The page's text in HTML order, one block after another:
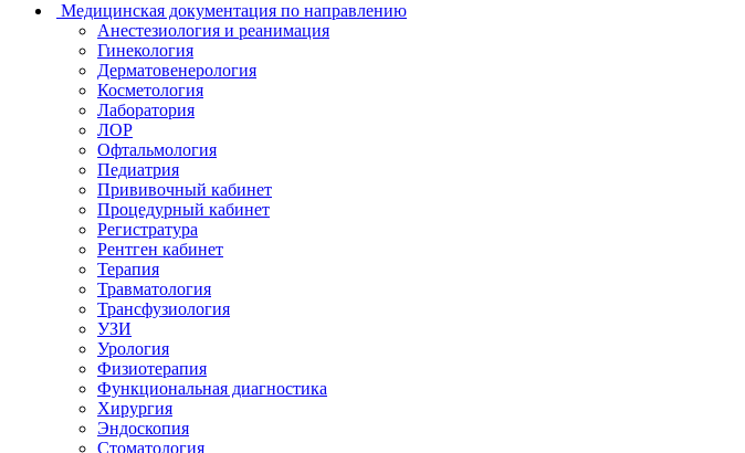
Медицинская документация по направлению
Анестезиология и реанимация
Гинекология
Дерматовенерология
Косметология
Лаборатория
ЛОР
Офтальмология
Педиатрия
Прививочный кабинет
Процедурный кабинет
Регистратура
Рентген кабинет
Терапия
Травматология
Трансфузиология
УЗИ
Урология
Физиотерапия
Функциональная диагностика
Хирургия
Эндоскопия
Стоматология